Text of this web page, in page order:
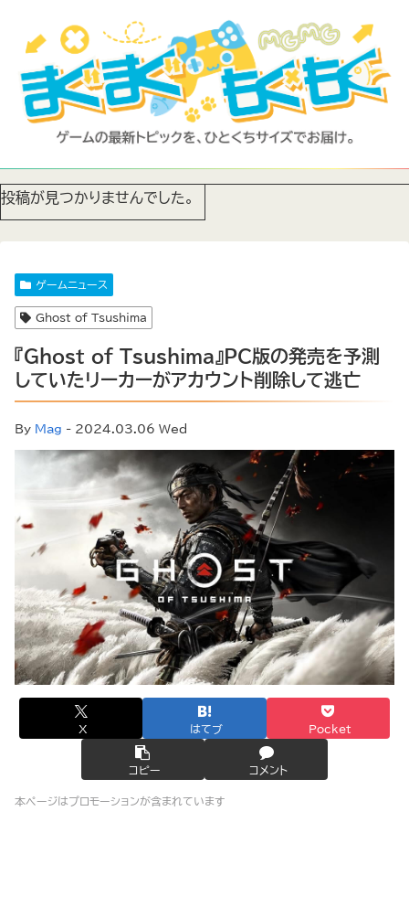
投稿が見つかりませんでした。
ゲームニュース
Ghost of Tsushima
『Ghost of Tsushima』PC版の発売を予測
していたリーカーがアカウント削除して逃亡
By Mag - 2024.03.06 Wed
X はてブ Pocket
コピー コメント
本ページはプロモーションが含まれています